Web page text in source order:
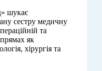
шукає
сестру медичну
та
як
хірургія та